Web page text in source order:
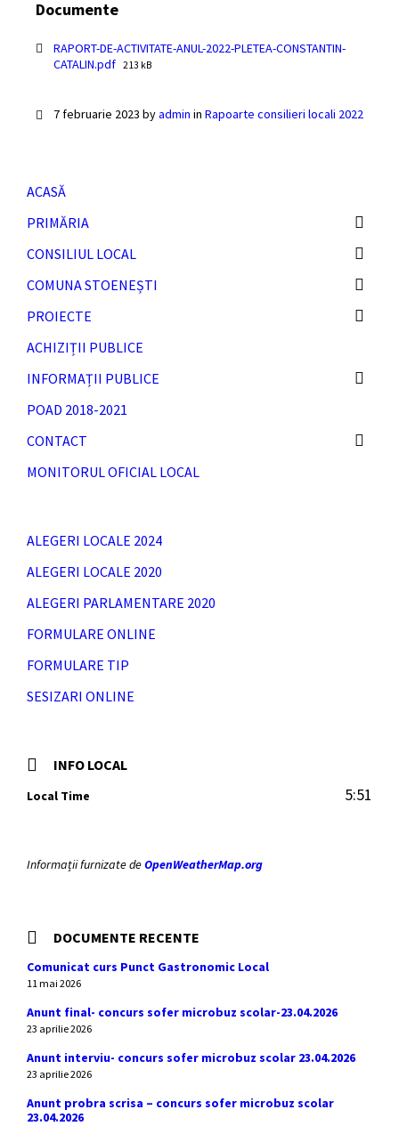
Documente
RAPORT-DE-ACTIVITATE-ANUL-2022-PLETEA-CONSTANTIN-
CATALIN.pdf File
213 kB
7 februarie 2023 byadmin in Rapoarte consilieri locali 2022
ACASĂ
PRIMĂRIA
CONSILIUL LOCAL
COMUNA STOENEȘTI
PROIECTE
ACHIZIȚII PUBLICE
INFORMAȚII PUBLICE
POAD 2018-2021
CONTACT
MONITORUL OFICIAL LOCAL
ALEGERI LOCALE 2024
ALEGERI LOCALE 2020
ALEGERI PARLAMENTARE 2020
FORMULARE ONLINE
FORMULARE TIP
SESIZARI ONLINE
INFO LOCAL
Local Time 5:51
Informații furnizate deOpenWeatherMap.org
DOCUMENTE RECENTE
Comunicat curs Punct Gastronomic Local
11 mai 2026
Anunt final- concurs sofer microbuz scolar-23.04.2026
23 aprilie 2026
Anunt interviu- concurs sofer microbuz scolar 23.04.2026
23 aprilie 2026
Anunt probra scrisa – concurs sofer microbuz scolar
23.04.2026